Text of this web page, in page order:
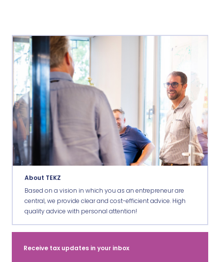
About TEKZ
Based on a vision in which you as an entrepreneur are
central, we provide clear and cost-efficient advice. High
quality advice with personal attention!
Receive tax updates in your inbox